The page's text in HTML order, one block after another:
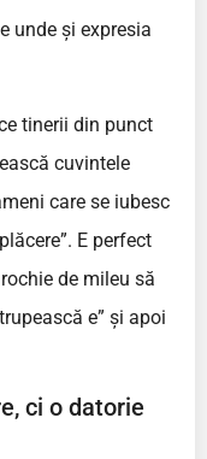
unde și expresia
tinerii din punct
cuvintele
care se iubesc
E perfect
de mileu să
e” și apoi
ci o datorie